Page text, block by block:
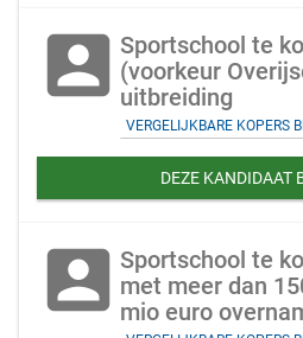
account_box Sportschool te
(voorkeur
uitbreiding
VERGELIJKBARE KOPERS
DEZE KANDIDAAT
account_box Sportschool te
met meer dan
mio euro